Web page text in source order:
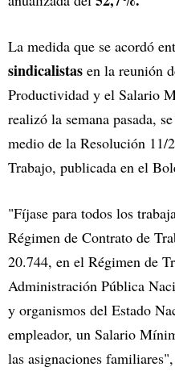
La medida que se acordó
sindicalistas en la reunión
Productividad y el Salario
realizó la semana pasada,
medio de la Resolución
Trabajo, publicada en el
"Fíjase para todos los
Régimen de Contrato de
20.744, en el Régimen de
Administración Pública
y organismos del Estado
empleador, un Salario
las asignaciones